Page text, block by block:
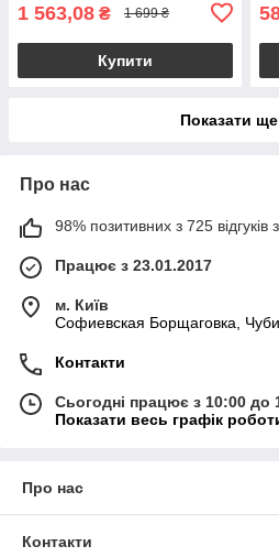
1 563,08 ₴ 1 699 ₴
Купити
Показати ще
Про нас
98% позитивних з 725 відгуків
Працює з 23.01.2017
м. Київ
Софиевская Борщаговка,
Контакти
Сьогодні працює з 10:00 до
Показати весь графік
Про нас
Контакти